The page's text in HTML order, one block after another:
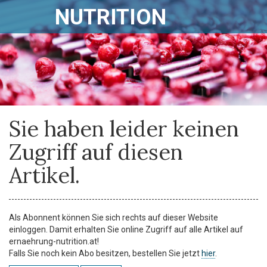
NUTRITION
Sie haben leider keinen
Zugriff auf diesen
Artikel.
Als Abonnent können Sie sich rechts auf dieser Website
einloggen. Damit erhalten Sie online Zugriff auf alle Artikel auf
ernaehrung-nutrition.at!
Falls Sie noch kein Abo besitzen, bestellen Sie jetzt hier.